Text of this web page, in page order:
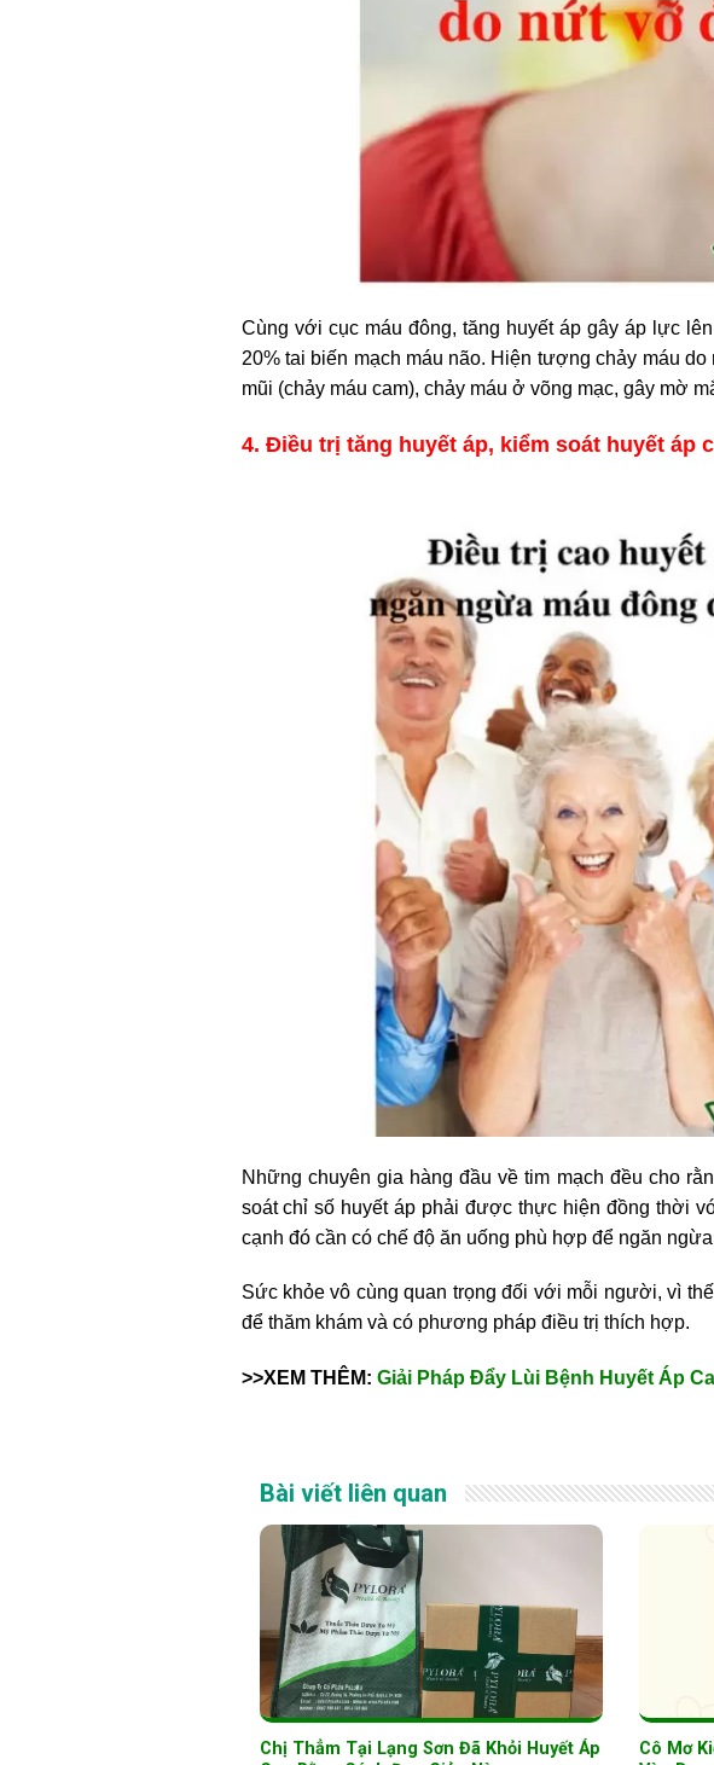
Cùng với cục máu đông, tăng huyết áp gây áp lực
20% tai biến mạch máu não. Hiện tượng chảy máu
mũi (chảy máu cam), chảy máu ở võng mạc, gây mờ
4. Điều trị tăng huyết áp, kiểm soát huyết áp
Những chuyên gia hàng đầu về tim mạch đều cho
soát chỉ số huyết áp phải được thực hiện đồng thời
cạnh đó cần có chế độ ăn uống phù hợp để ngăn
Sức khỏe vô cùng quan trọng đối với mỗi người, vì
để thăm khám và có phương pháp điều trị thích hợp.
>>XEM THÊM: Giải Pháp Đẩy Lùi Bệnh Huyết Áp
Bài viết liên quan
Chị Thẳm Tại Lạng Sơn Đã Khỏi Huyết Áp
Cô Mơ